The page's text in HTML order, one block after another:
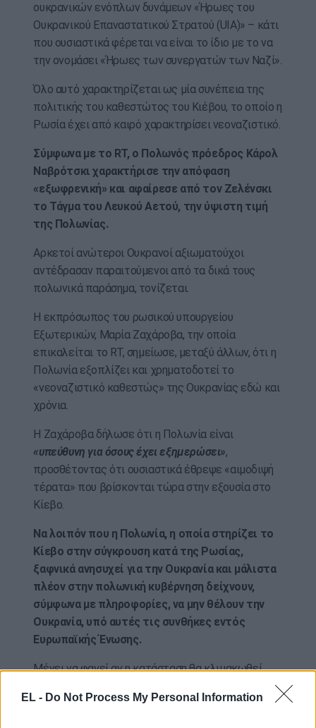
EL - Do Not Process My Personal Information
ουκρανικών ενόπλων δυνάμεων «Ήρωες του
Ουκρανικού Επαναστατικού Στρατού (UIA)» – κάτι
που ουσιαστικά φέρεται να είναι το ίδιο με το να
την ονομάσει «Ήρωες των συνεργατών των Ναζί».
Όλο αυτό χαρακτηρίζεται ως μία συνέπεια της
πολιτικής του καθεστώτος του Κιέβου, το οποίο η
Ρωσία έχει από καιρό χαρακτηρίσει νεοναζιστικό.
Σύμφωνα με το RT, ο Πολωνός πρόεδρος Κάρολ
Ναβρότσκι χαρακτήρισε την απόφαση
«εξωφρενική» και αφαίρεσε από τον Ζελένσκι
το Τάγμα του Λευκού Αετού, την ύψιστη τιμή
της Πολωνίας.
Αρκετοί ανώτεροι Ουκρανοί αξιωματούχοι
αντέδρασαν παραιτούμενοι από τα δικά τους
πολωνικά παράσημα, τονίζεται.
Η εκπρόσωπος του ρωσικού υπουργείου
Εξωτερικών, Μαρία Ζαχάροβα, την οποία
επικαλείται το RT, σημείωσε, μεταξύ άλλων, ότι η
Πολωνία εξοπλίζει και χρηματοδοτεί το
«νεοναζιστικό καθεστώς» της Ουκρανίας εδώ και
χρόνια.
Η Ζαχάροβα δήλωσε ότι η Πολωνία είναι
«υπεύθυνη για όσους έχει εξημερώσει»,
προσθέτοντας ότι ουσιαστικά έθρεψε «αιμοδιψή
τέρατα» που βρίσκονται τώρα στην εξουσία στο
Κίεβο.
Να λοιπόν που η Πολωνία, η οποία στηρίζει το
Κίεβο στην σύγκρουση κατά της Ρωσίας,
ξαφνικά ανησυχεί για την Ουκρανία και μάλιστα
πλέον στην πολωνική κυβέρνηση δείχνουν,
σύμφωνα με πληροφορίες, να μην θέλουν την
Ουκρανία, υπό αυτές τις συνθήκες εντός
Ευρωπαϊκής Ένωσης.
Μένει να φανεί αν η κατάσταση θα κλιμακωθεί
ακόμα περισσότερο με την Μόσχα να θεωρεί πως
δικαιώνεται.